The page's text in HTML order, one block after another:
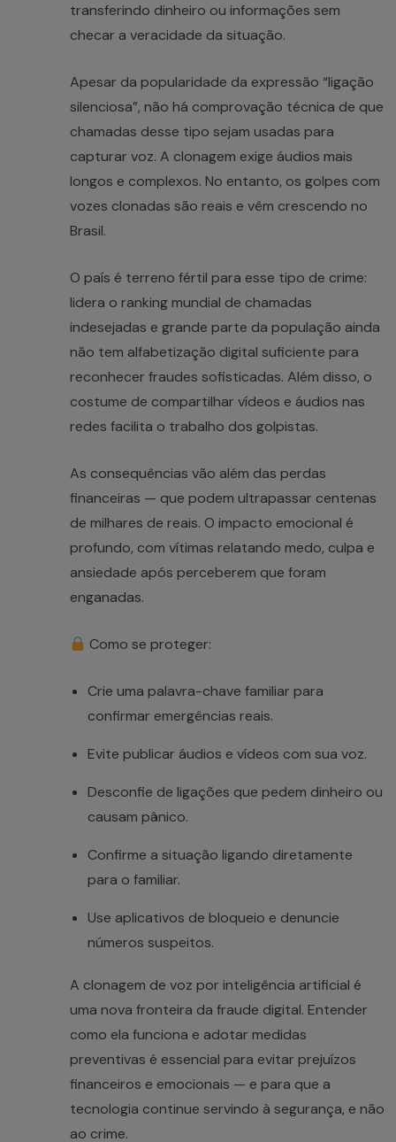
transferindo dinheiro ou informações sem
checar a veracidade da situação.
Apesar da popularidade da expressão “ligação
silenciosa”, não há comprovação técnica de que
chamadas desse tipo sejam usadas para
capturar voz. A clonagem exige áudios mais
longos e complexos. No entanto, os golpes com
vozes clonadas são reais e vêm crescendo no
Brasil.
O país é terreno fértil para esse tipo de crime:
lidera o ranking mundial de chamadas
indesejadas e grande parte da população ainda
não tem alfabetização digital suficiente para
reconhecer fraudes sofisticadas. Além disso, o
costume de compartilhar vídeos e áudios nas
redes facilita o trabalho dos golpistas.
As consequências vão além das perdas
financeiras — que podem ultrapassar centenas
de milhares de reais. O impacto emocional é
profundo, com vítimas relatando medo, culpa e
ansiedade após perceberem que foram
enganadas.
Como se proteger:
Crie uma palavra-chave familiar para
confirmar emergências reais.
Evite publicar áudios e vídeos com sua voz.
Desconfie de ligações que pedem dinheiro ou
causam pânico.
Confirme a situação ligando diretamente
para o familiar.
Use aplicativos de bloqueio e denuncie
números suspeitos.
A clonagem de voz por inteligência artificial é
uma nova fronteira da fraude digital. Entender
como ela funciona e adotar medidas
preventivas é essencial para evitar prejuízos
financeiros e emocionais — e para que a
tecnologia continue servindo à segurança, e não
ao crime.